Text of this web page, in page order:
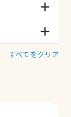
すべてをクリア